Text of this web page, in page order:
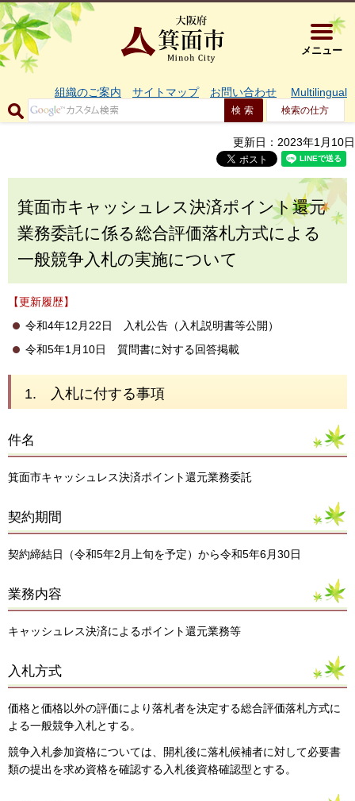
大阪府箕
メニュー
組織のご案内 サイトマップ お問い合わせ Multilingual
検索の仕方
更新日：2023年1月10日
箕面市キャッシュレス決済ポイント還元
業務委託に係る総合評価落札方式による
一般競争入札の実施について
【更新履歴】
令和4年12月22日 入札公告（入札説明書等公開）
令和5年1月10日 質問書に対する回答掲載
1. 入札に付する事項
件名
箕面市キャッシュレス決済ポイント還元業務委託
契約期間
契約締結日（令和5年2月上旬を予定）から令和5年6月30日
業務内容
キャッシュレス決済によるポイント還元業務等
入札方式
価格と価格以外の評価により落札者を決定する総合評価落札方式に
よる一般競争入札とする。
競争入札参加資格については、開札後に落札候補者に対して必要書
類の提出を求め資格を確認する入札後資格確認型とする。